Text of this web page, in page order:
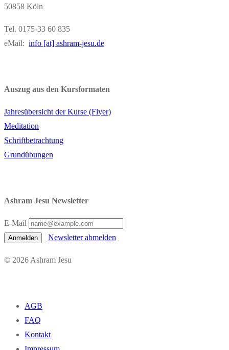
50858 Köln
Tel. 0175-33 60 835
eMail: info [at] ashram-jesu.de
Auszug aus den Kursformaten
Jahresübersicht der Kurse (Flyer)
Meditation
Schriftbetrachtung
Grundübungen
Ashram Jesu Newsletter
E-Mail
Anmelden Newsletter abmelden
© 2026 Ashram Jesu
AGB
FAQ
Kontakt